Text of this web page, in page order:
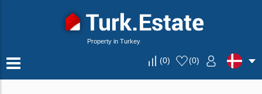
Property in Turkey
(0) (0)